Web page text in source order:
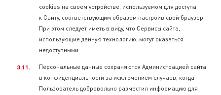
cookies на своем устройстве, используемом для доступа
к Сайту, соответствующим образом настроив свой браузер.
При этом следует иметь в виду, что Сервисы сайта,
использующие данную технологию, могут оказаться
недоступными.
Персональные данные сохраняются Администрацией сайта
в конфиденциальности за исключением случаев, когда
Пользователь добровольно разместил информацию для